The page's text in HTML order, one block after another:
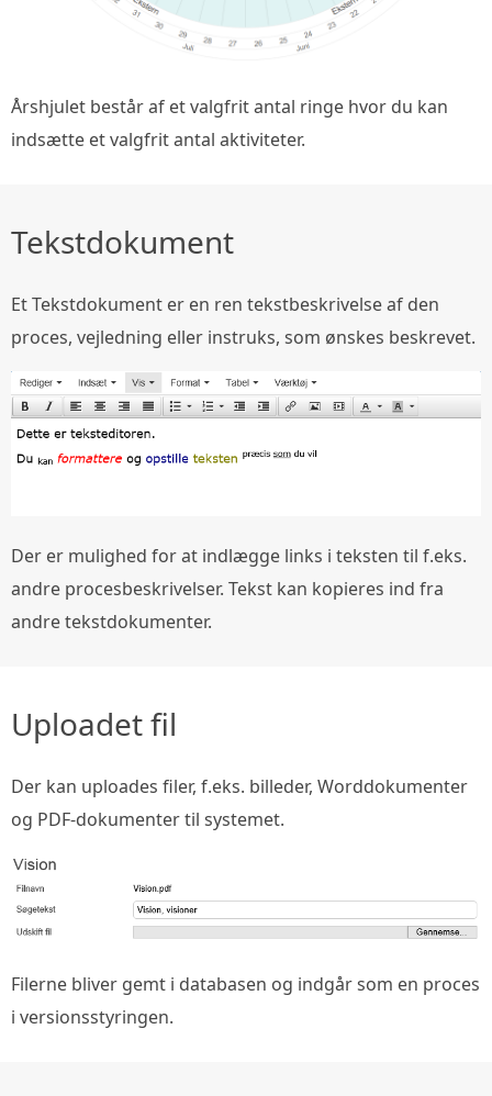
Årshjulet består af et valgfrit antal ringe hvor du kan
indsætte et valgfrit antal aktiviteter.
Tekstdokument
Et Tekstdokument er en ren tekstbeskrivelse af den
proces, vejledning eller instruks, som ønskes beskrevet.
Der er mulighed for at indlægge links i teksten til f.eks.
andre procesbeskrivelser. Tekst kan kopieres ind fra
andre tekstdokumenter.
Uploadet fil
Der kan uploades filer, f.eks. billeder, Worddokumenter
og PDF-dokumenter til systemet.
Filerne bliver gemt i databasen og indgår som en proces
i versionsstyringen.